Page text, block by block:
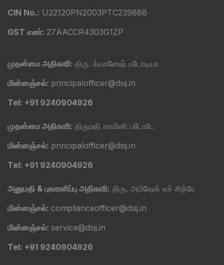
CIN No.: U22120PN2003PTC239888
GST எண்: 27AACCR4303G1ZP
முதன்மை அதிகாரி: திரு. க்யானேஷ் படோடியா
மின்னஞ்சல்: principalofficer@dsij.in
Tel: +91 9240904926
முதன்மை அதிகாரி: திருமதி காமினி படோடே
மின்னஞ்சல்: principalofficer@dsij.in
Tel: +91 9240904926
அனுமதி & புகாரளிப்பு அதிகாரி: திரு. அபிஷேக் எச் சித்ரே
மின்னஞ்சல்: complianceofficer@dsij.in
மின்னஞ்சல்: service@dsij.in
Tel: +91 9240904926